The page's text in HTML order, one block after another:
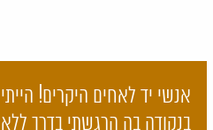
אנשי יד לאחים היקרים! הייתי
בנקודה בה הרגשתי בדרך ללא